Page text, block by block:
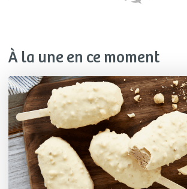
À la une en ce moment